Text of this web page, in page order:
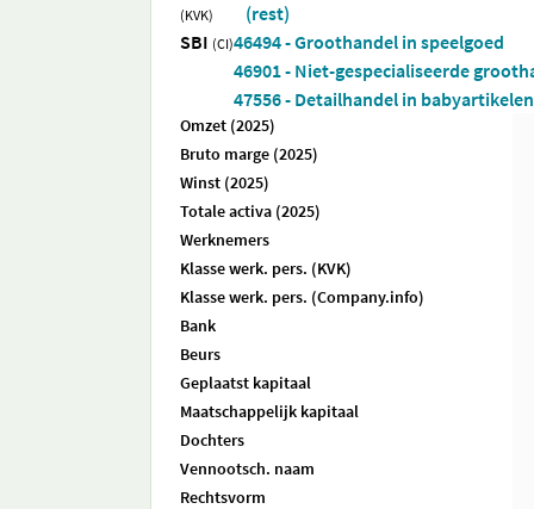
(KVK)
(rest)
SBI (CI)46494 - Groothandel in speelgoed
46901 - Niet-gespecialiseerde
47556 - Detailhandel in babyartikelen
Omzet (2025)
Bruto marge (2025)
Winst (2025)
Totale activa (2025)
Werknemers
Klasse werk. pers. (KVK)
Klasse werk. pers. (Company.info)
Bank
Beurs
Geplaatst kapitaal
Maatschappelijk kapitaal
Dochters
Vennootsch. naam
Rechtsvorm